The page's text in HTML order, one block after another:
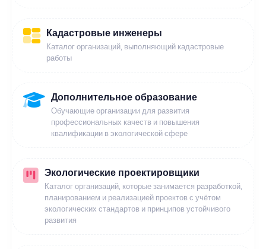
Кадастровые инженеры
Каталог организаций, выполняющий кадастровые
работы
Дополнительное образование
Обучающие организации для развития
профессиональных качеств и повышения
квалификации в экологической сфере
Экологические проектировщики
Каталог организаций, которые занимается разработкой,
планированием и реализацией проектов с учётом
экологических стандартов и принципов устойчивого
развития